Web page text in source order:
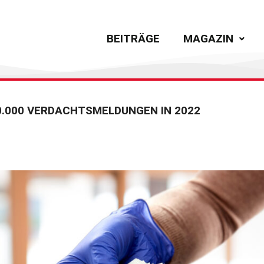
BEITRÄGE MAGAZIN
VERDACHTSMELDUNGEN IN 2022